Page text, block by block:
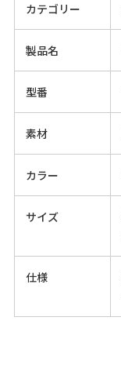
カテゴリー
製品名
型番
素材
カラー
サイズ
仕様